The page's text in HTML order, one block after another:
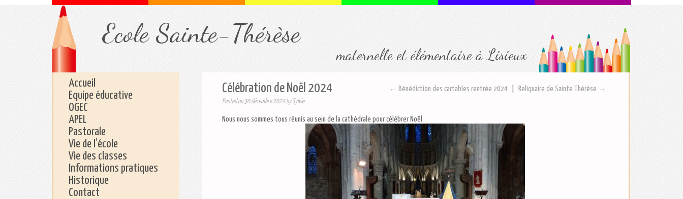
Ecole Sainte-Thérèse
maternelle et élémentaire à Lisieux
Accueil
Equipe éducative
OGEC
APEL
Pastorale
Vie de l’école
Vie des classes
Informations pratiques
Historique
Contact
← Bénédiction des cartables rentrée 2024 Reliquaire de Sainte Thérèse →
Célébration de Noël 2024
Posted on 30 décembre 2024 bySylvie
Nous nous sommes tous réunis au sein de la cathédrale pour célébrer Noël.